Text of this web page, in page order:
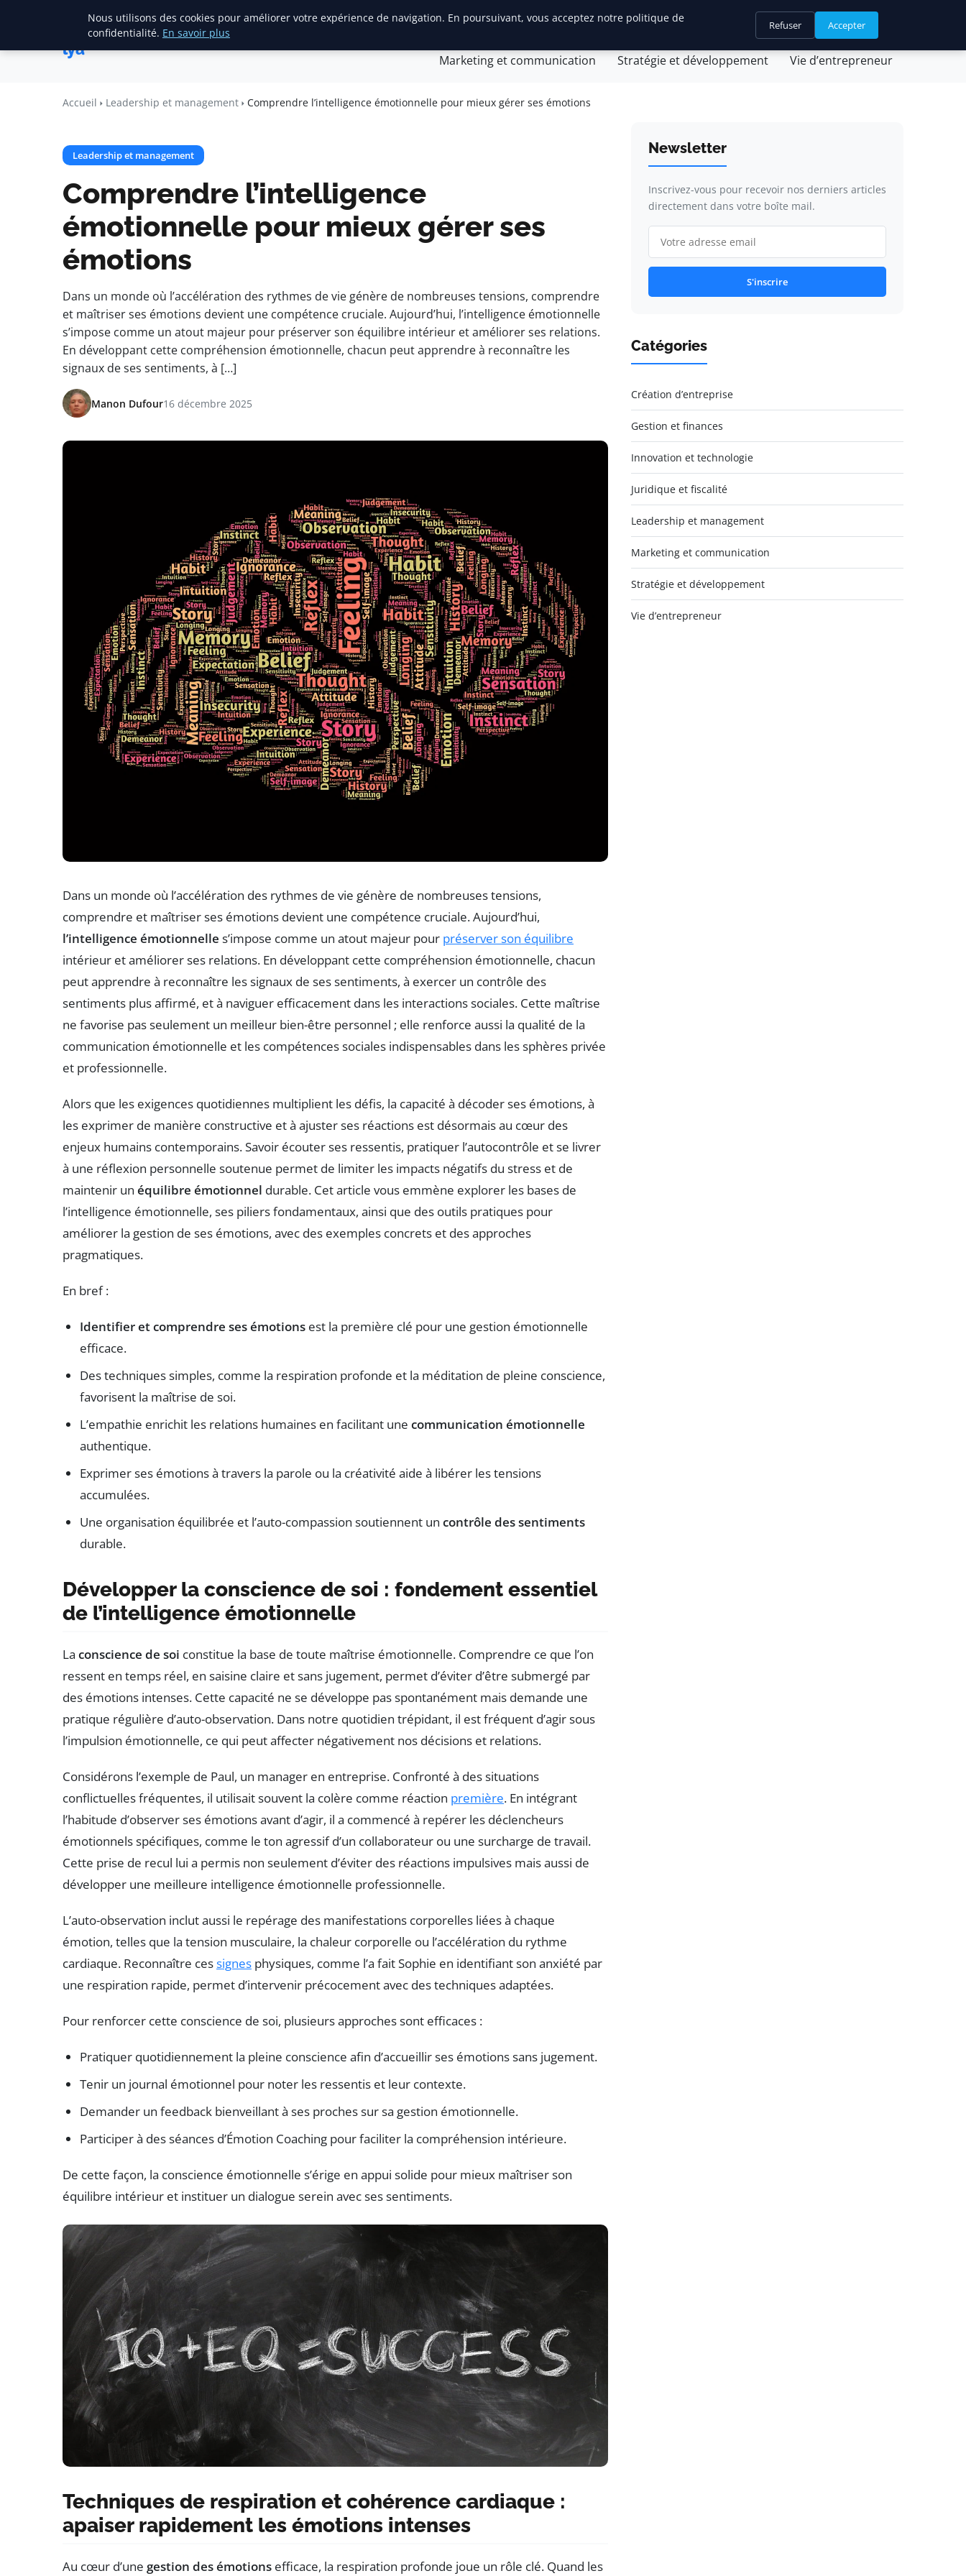
Cite
lya
Accueil Création d’entreprise Gestion et finances Innovation et technologie Juridique et fiscalité Leadership et management
Marketing et communication Stratégie et développement Vie d’entrepreneur
Accueil Leadership et management Comprendre l’intelligence émotionnelle pour mieux gérer ses émotions
Leadership et management
Comprendre l’intelligence
émotionnelle pour mieux gérer ses
émotions
Dans un monde où l’accélération des rythmes de vie génère de nombreuses tensions, comprendre
et maîtriser ses émotions devient une compétence cruciale. Aujourd’hui, l’intelligence émotionnelle
s’impose comme un atout majeur pour préserver son équilibre intérieur et améliorer ses relations.
En développant cette compréhension émotionnelle, chacun peut apprendre à reconnaître les
signaux de ses sentiments, à […]
Manon Dufour16 décembre 2025
Dans un monde où l’accélération des rythmes de vie génère de nombreuses tensions,
comprendre et maîtriser ses émotions devient une compétence cruciale. Aujourd’hui,
l’intelligence émotionnelle s’impose comme un atout majeur pour préserver son équilibre
intérieur et améliorer ses relations. En développant cette compréhension émotionnelle, chacun
peut apprendre à reconnaître les signaux de ses sentiments, à exercer un contrôle des
sentiments plus affirmé, et à naviguer efficacement dans les interactions sociales. Cette maîtrise
ne favorise pas seulement un meilleur bien-être personnel ; elle renforce aussi la qualité de la
communication émotionnelle et les compétences sociales indispensables dans les sphères privée
et professionnelle.
Alors que les exigences quotidiennes multiplient les défis, la capacité à décoder ses émotions, à
les exprimer de manière constructive et à ajuster ses réactions est désormais au cœur des
enjeux humains contemporains. Savoir écouter ses ressentis, pratiquer l’autocontrôle et se livrer
à une réflexion personnelle soutenue permet de limiter les impacts négatifs du stress et de
maintenir un équilibre émotionnel durable. Cet article vous emmène explorer les bases de
l’intelligence émotionnelle, ses piliers fondamentaux, ainsi que des outils pratiques pour
améliorer la gestion de ses émotions, avec des exemples concrets et des approches
pragmatiques.
En bref :
Identifier et comprendre ses émotions est la première clé pour une gestion émotionnelle
efficace.
Des techniques simples, comme la respiration profonde et la méditation de pleine conscience,
favorisent la maîtrise de soi.
L’empathie enrichit les relations humaines en facilitant une communication émotionnelle
authentique.
Exprimer ses émotions à travers la parole ou la créativité aide à libérer les tensions
accumulées.
Une organisation équilibrée et l’auto-compassion soutiennent un contrôle des sentiments
durable.
Développer la conscience de soi : fondement essentiel
de l’intelligence émotionnelle
La conscience de soi constitue la base de toute maîtrise émotionnelle. Comprendre ce que l’on
ressent en temps réel, en saisine claire et sans jugement, permet d’éviter d’être submergé par
des émotions intenses. Cette capacité ne se développe pas spontanément mais demande une
pratique régulière d’auto-observation. Dans notre quotidien trépidant, il est fréquent d’agir sous
l’impulsion émotionnelle, ce qui peut affecter négativement nos décisions et relations.
Considérons l’exemple de Paul, un manager en entreprise. Confronté à des situations
conflictuelles fréquentes, il utilisait souvent la colère comme réaction première. En intégrant
l’habitude d’observer ses émotions avant d’agir, il a commencé à repérer les déclencheurs
émotionnels spécifiques, comme le ton agressif d’un collaborateur ou une surcharge de travail.
Cette prise de recul lui a permis non seulement d’éviter des réactions impulsives mais aussi de
développer une meilleure intelligence émotionnelle professionnelle.
L’auto-observation inclut aussi le repérage des manifestations corporelles liées à chaque
émotion, telles que la tension musculaire, la chaleur corporelle ou l’accélération du rythme
cardiaque. Reconnaître cessignes physiques, comme l’a fait Sophie en identifiant son anxiété par
une respiration rapide, permet d’intervenir précocement avec des techniques adaptées.
Pour renforcer cette conscience de soi, plusieurs approches sont efficaces :
Pratiquer quotidiennement la pleine conscience afin d’accueillir ses émotions sans jugement.
Tenir un journal émotionnel pour noter les ressentis et leur contexte.
Demander un feedback bienveillant à ses proches sur sa gestion émotionnelle.
Participer à des séances d’Émotion Coaching pour faciliter la compréhension intérieure.
De cette façon, la conscience émotionnelle s’érige en appui solide pour mieux maîtriser son
équilibre intérieur et instituer un dialogue serein avec ses sentiments.
Techniques de respiration et cohérence cardiaque :
apaiser rapidement les émotions intenses
Au cœur d’une gestion des émotions efficace, la respiration profonde joue un rôle clé. Quand les
Newsletter
Inscrivez-vous pour recevoir nos derniers articles
directement dans votre boîte mail.
S'inscrire
Catégories
Création d’entreprise
Gestion et finances
Innovation et technologie
Juridique et fiscalité
Leadership et management
Marketing et communication
Stratégie et développement
Vie d’entrepreneur
Nous utilisons des cookies pour améliorer votre expérience de navigation. En poursuivant, vous acceptez notre politique de
confidentialité. En savoir plus
Refuser Accepter